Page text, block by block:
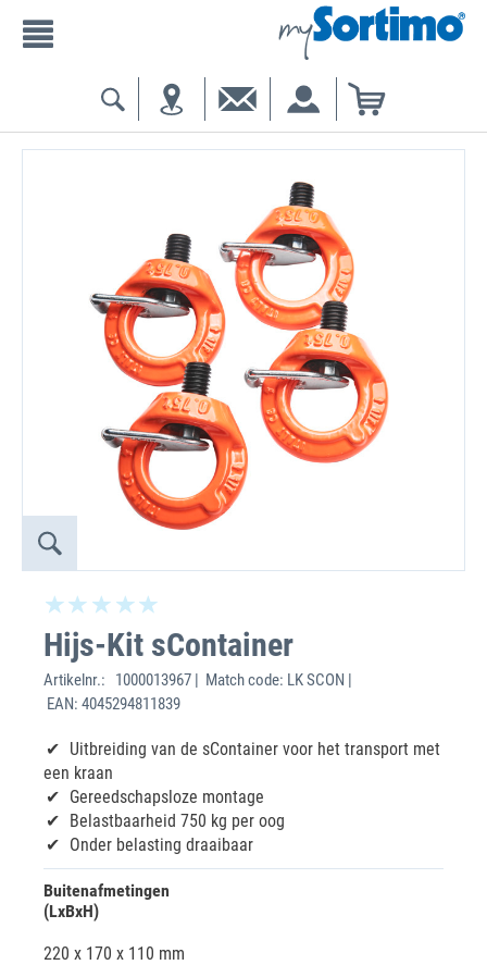
Hijs-Kit sContainer
Artikelnr.:
1000013967 | Match code: LK SCON |
EAN: 4045294811839
Uitbreiding van de sContainer voor het transport met
een kraan
Gereedschapsloze montage
Belastbaarheid 750 kg per oog
Onder belasting draaibaar
Buitenafmetingen
(LxBxH)
220 x 170 x 110 mm